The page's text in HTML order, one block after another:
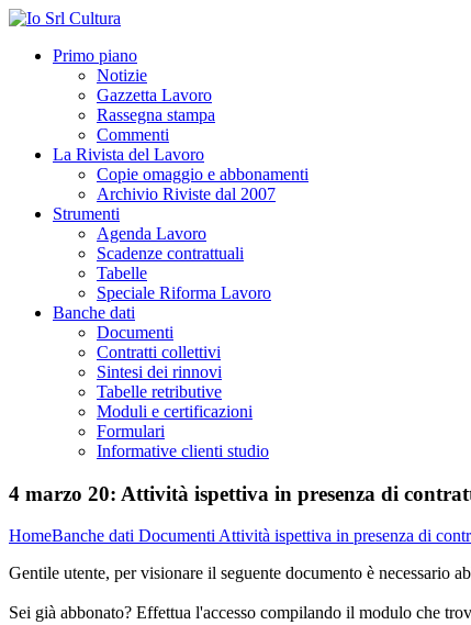
Primo piano
Notizie
Gazzetta Lavoro
Rassegna stampa
Commenti
La Rivista del Lavoro
Copie omaggio e abbonamenti
Archivio Riviste dal 2007
Strumenti
Agenda Lavoro
Scadenze contrattuali
Tabelle
Speciale Riforma Lavoro
Banche dati
Documenti
Contratti collettivi
Sintesi dei rinnovi
Tabelle retributive
Moduli e certificazioni
Formulari
Informative clienti studio
4 marzo 20: Attività ispettiva in presenza di
HomeBanche dati DocumentiAttività ispettiva in presenza di
Gentile utente, per visionare il seguente documento è necessario
Sei già abbonato? Effettua l'accesso compilando il modulo che